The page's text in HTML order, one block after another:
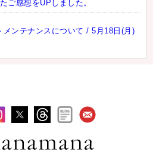
ご感想をUPしました。
メンテナンスについて / 5月18日(月)